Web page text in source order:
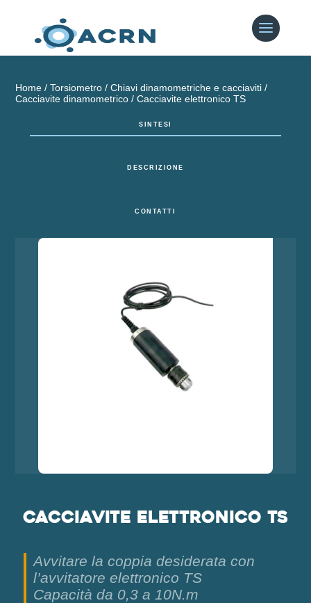
Home /Torsiometro /Chiavi dinamometriche e cacciaviti /
Cacciavite dinamometrico / Cacciavite elettronico TS
SINTESI
DESCRIZIONE
CONTATTI
Cacciavite elettronico TS
Avvitare la coppia desiderata con
l’avvitatore elettronico TS
Capacità da 0,3 a 10N.m